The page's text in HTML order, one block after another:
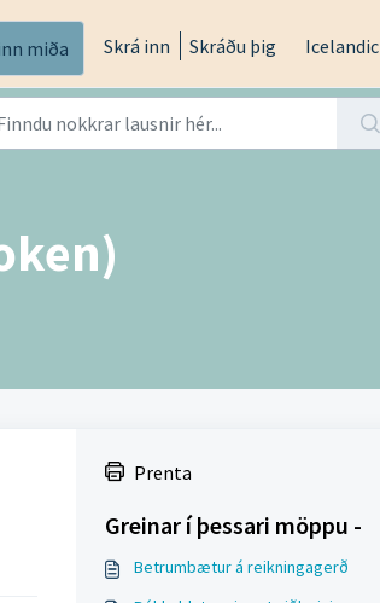
miða Skrá inn Skráðu þig Icelandic
Prenta
Greinar í þessari möppu -
Betrumbætur á reikningagerð